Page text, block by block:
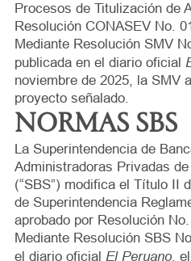
Procesos de Titulización de
Resolución CONASEV No.
Mediante Resolución SMV
publicada en el diario oficial
noviembre de 2025, la SMV
proyecto señalado.
NORMAS SBS
La Superintendencia de
Administradoras Privadas
(“SBS”) modifica el Título II
de Superintendencia
aprobado por Resolución
Mediante Resolución SBS
el diario oficial El Peruano,